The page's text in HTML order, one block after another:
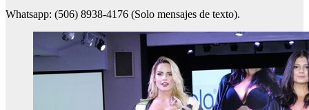
Whatsapp: (506) 8938-4176 (Solo mensajes de texto).